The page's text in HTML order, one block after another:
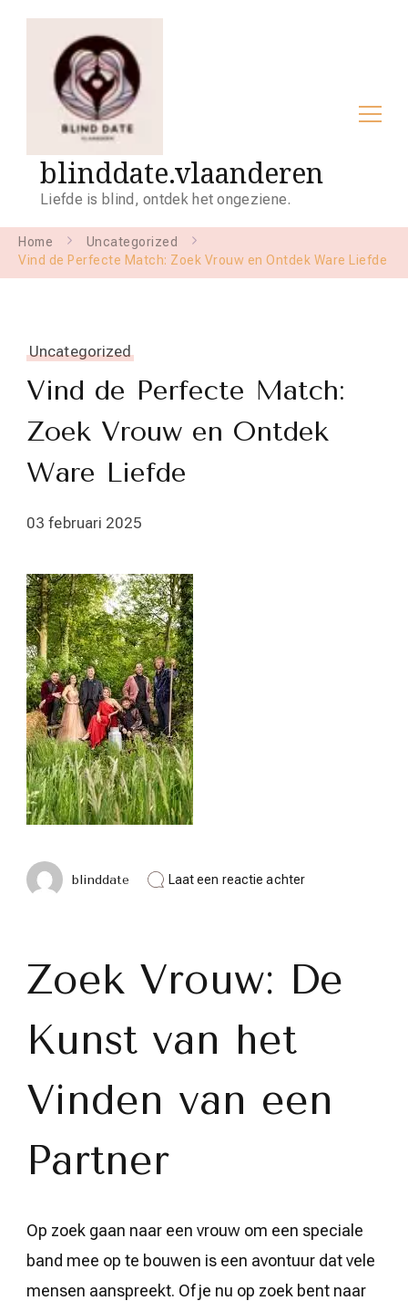
blinddate.vlaanderen
Liefde is blind, ontdek het ongeziene.
Home
Uncategorized
Vind de Perfecte Match: Zoek Vrouw en Ontdek Ware Liefde
Uncategorized
Vind de Perfecte Match:
Zoek Vrouw en Ontdek
Ware Liefde
03 februari 2025
blinddate Laat een reactie achterop
Vrouw
en
Zoek Vrouw: De
Kunst van het
Vinden van een
Partner
Op zoek gaan naar een vrouw om een speciale
band mee op te bouwen is een avontuur dat vele
mensen aanspreekt. Of je nu op zoek bent naar